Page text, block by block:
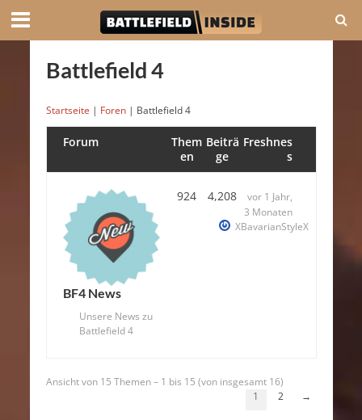
Battlefield 4
Startseite | Foren | Battlefield 4
Forum
Them
en
Beiträ
ge
Freshnes
s
BF4 News
Unsere News zu
Battlefield 4
924 4,208
vor 1 Jahr,
3 Monaten
XBavarianStyleX
Ansicht von 15 Themen – 1 bis 15 (von insgesamt 16)
1
2 →